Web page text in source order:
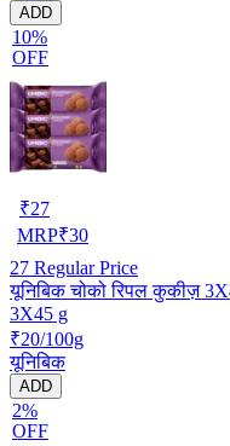
ADD
10%
OFF
₹27
MRP₹30
27 Regular Price
यूनिबिक चोको रिपल कुकीज़
3X45 g
₹20/100g
यूनिबिक
ADD
2%
OFF